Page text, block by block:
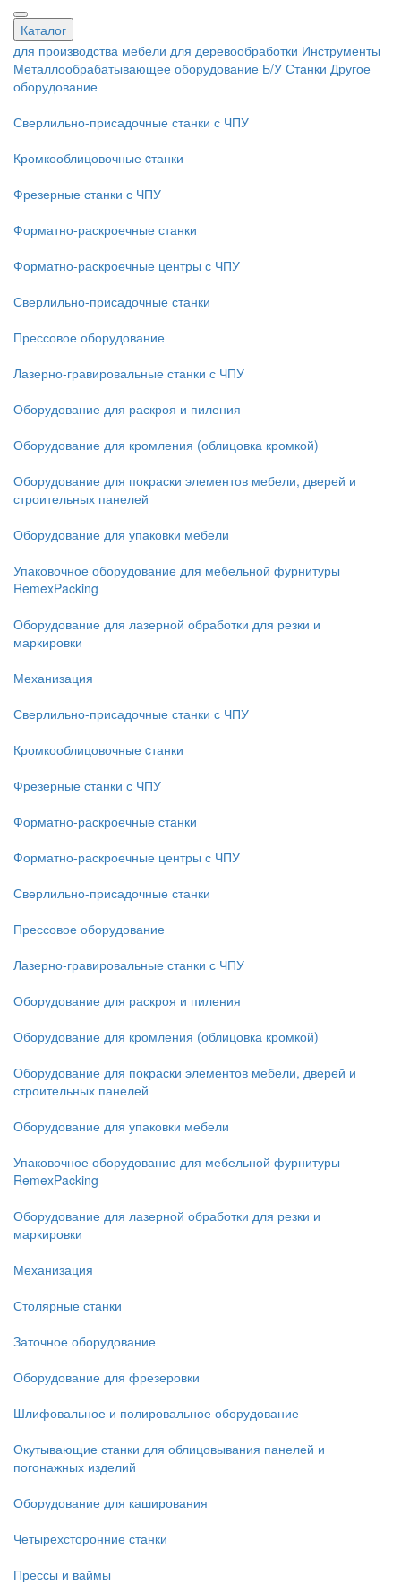
Каталог
для производства мебели для деревообработки Инструменты
Металлообрабатывающее оборудование Б/У Станки Другое
оборудование
Сверлильно-присадочные станки с ЧПУ
Кромкооблицовочные cтанки
Фрезерные станки с ЧПУ
Форматно-раскроечные станки
Форматно-раскроечные центры с ЧПУ
Сверлильно-присадочные станки
Прессовое оборудование
Лазерно-гравировальные станки с ЧПУ
Оборудование для раскроя и пиления
Оборудование для кромления (облицовка кромкой)
Оборудование для покраски элементов мебели, дверей и
строительных панелей
Оборудование для упаковки мебели
Упаковочное оборудование для мебельной фурнитуры
RemexPacking
Оборудование для лазерной обработки для резки и
маркировки
Механизация
Сверлильно-присадочные станки с ЧПУ
Кромкооблицовочные cтанки
Фрезерные станки с ЧПУ
Форматно-раскроечные станки
Форматно-раскроечные центры с ЧПУ
Сверлильно-присадочные станки
Прессовое оборудование
Лазерно-гравировальные станки с ЧПУ
Оборудование для раскроя и пиления
Оборудование для кромления (облицовка кромкой)
Оборудование для покраски элементов мебели, дверей и
строительных панелей
Оборудование для упаковки мебели
Упаковочное оборудование для мебельной фурнитуры
RemexPacking
Оборудование для лазерной обработки для резки и
маркировки
Механизация
Столярные станки
Заточное оборудование
Оборудование для фрезеровки
Шлифовальное и полировальное оборудование
Окутывающие станки для облицовывания панелей и
погонажных изделий
Оборудование для каширования
Четырехсторонние станки
Прессы и ваймы